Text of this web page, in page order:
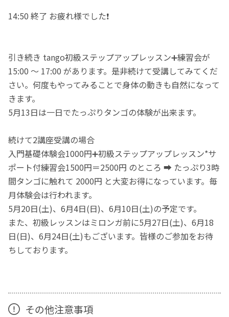
14:50 終了 お疲れ様でした❗️
引き続き tango初級ステップアップレッスン➕練習会が
15:00 ～ 17:00 があります。是非続けて受講してみてくだ
さい。何度もやってみることで身体の動きも自然になって
きます。
5月13日は一日でたっぷりタンゴの体験が出来ます。
続けて2講座受講の場合
入門基礎体験会1000円➕初級ステップアップレッスン*サ
ポート付練習会1500円＝2500円 のところ ➡️ たっぷり3時
間タンゴに触れて 2000円 と大変お得になっています。毎
月体験会は行われます。
5月20日(土)、6月4日(日)、6月10日(土)の予定です。
また、初級レッスンはミロンガ前に5月27日(土)、6月18
日(日)、6月24日(土)もございます。皆様のご参加をお待
ちしております。
その他注意事項